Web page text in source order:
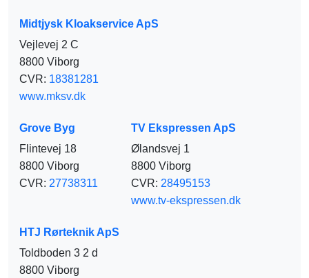
Midtjysk Kloakservice ApS
Vejlevej 2 C
8800 Viborg
CVR: 18381281
www.mksv.dk
Grove Byg
Flintevej 18
8800 Viborg
CVR: 27738311
TV Ekspressen ApS
Ølandsvej 1
8800 Viborg
CVR: 28495153
www.tv-ekspressen.dk
HTJ Rørteknik ApS
Toldboden 3 2 d
8800 Viborg